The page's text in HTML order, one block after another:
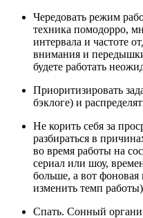
Чередовать режим
техника помодорро,
интервала и частоте
внимания и
будете работать
Приоритизировать
бэклоге) и
Не корить себя за
разбираться в
во время работы на
сериал или шоу,
больше, а вот фоновая
изменить темп
Спать. Сонный